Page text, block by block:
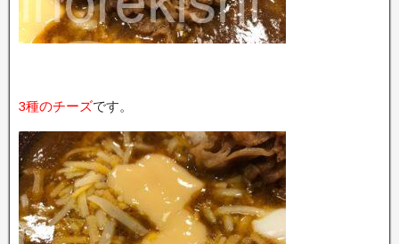
3種のチーズです。